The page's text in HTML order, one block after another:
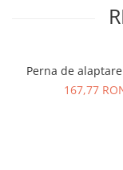
Perna de
167,77